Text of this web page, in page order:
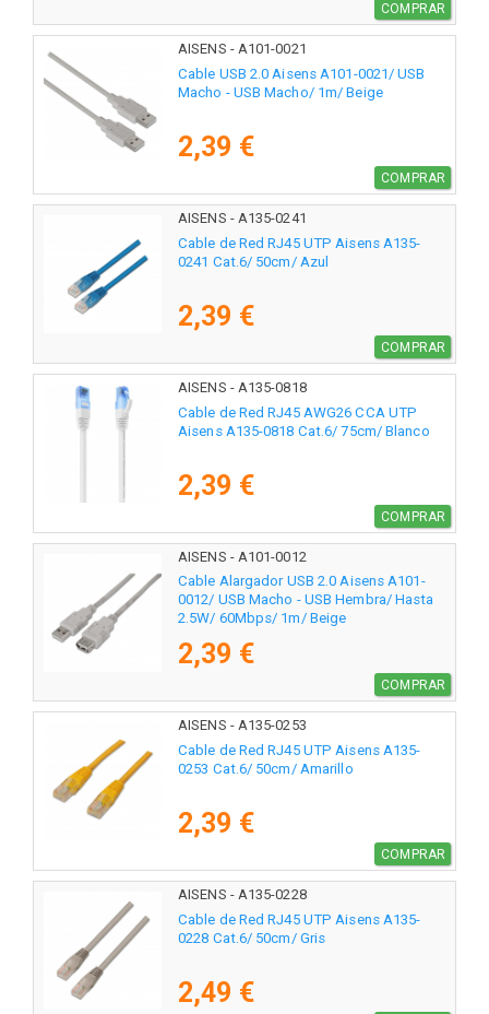
COMPRAR
AISENS - A101-0021
Cable USB 2.0 Aisens A101-0021/ USB
Macho - USB Macho/ 1m/ Beige
2,39 €
COMPRAR
AISENS - A135-0241
Cable de Red RJ45 UTP Aisens A135-
0241 Cat.6/ 50cm/ Azul
2,39 €
COMPRAR
AISENS - A135-0818
Cable de Red RJ45 AWG26 CCA UTP
Aisens A135-0818 Cat.6/ 75cm/ Blanco
2,39 €
COMPRAR
AISENS - A101-0012
Cable Alargador USB 2.0 Aisens A101-
0012/ USB Macho - USB Hembra/ Hasta
2.5W/ 60Mbps/ 1m/ Beige
2,39 €
COMPRAR
AISENS - A135-0253
Cable de Red RJ45 UTP Aisens A135-
0253 Cat.6/ 50cm/ Amarillo
2,39 €
COMPRAR
AISENS - A135-0228
Cable de Red RJ45 UTP Aisens A135-
0228 Cat.6/ 50cm/ Gris
2,49 €